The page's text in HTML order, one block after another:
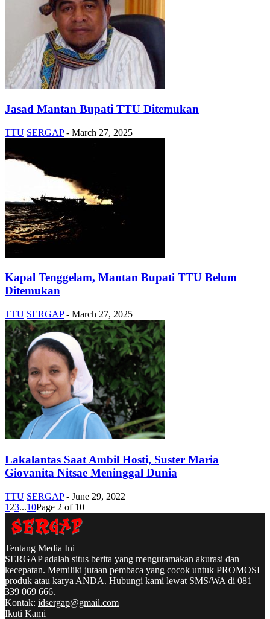
Jasad Mantan Bupati TTU Ditemukan
TTU SERGAP - March 27, 2025
Kapal Tenggelam, Mantan Bupati TTU Belum
Ditemukan
TTU SERGAP - March 27, 2025
Lakalantas Saat Ambil Hosti, Suster Maria
Giovanita Nitsae Meninggal Dunia
TTU SERGAP - June 29, 2022
1 23...10Page 2 of 10
Tentang Media Ini
SERGAP adalah situs berita yang mengutamakan akurasi dan
kecepatan. Memiliki jutaan pembaca yang cocok untuk PROMOSI
produk atau karya ANDA. Hubungi kami lewat SMS/WA di 081
339 069 666.
Kontak: idsergap@gmail.com
Ikuti Kami